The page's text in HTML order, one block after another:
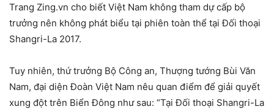
Trang Zing.vn cho biết Việt Nam không tham dự cấp bộ
trưởng nên không phát biểu tại phiên toàn thể tại Đối thoại
Shangri-La 2017.
Tuy nhiên, thứ trưởng Bộ Công an, Thượng tướng Bùi Văn
Nam, đại diện Đoàn Việt Nam nêu quan điểm để giải quyết
xung đột trên Biển Đông như sau: “Tại Đối thoại Shangri-La